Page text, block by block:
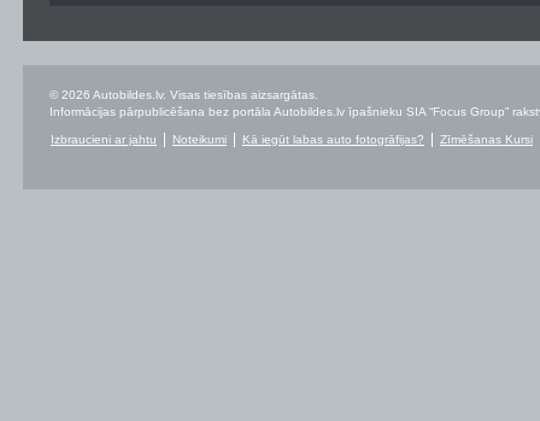
© 2026 Autobildes.lv. Visas tiesības aizsargātas.
Informācijas pārpublicēšana bez portāla Autobildes.lv īpašnieku SIA “Focus Group”
Izbraucieni ar jahtu Noteikumi Kā iegūt labas auto fotogrāfijas? Zīmēšanas Kursi